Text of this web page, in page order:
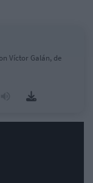
Víctor Galán, de